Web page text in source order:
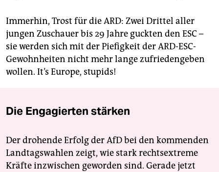
Immerhin, Trost für die ARD: Zwei Drittel aller
jungen Zuschauer bis 29 Jahre guckten den ESC –
sie werden sich mit der Piefigkeit der ARD-ESC-
Gewohnheiten nicht mehr lange zufriedengeben
wollen. It’s Europe, stupids!
Die Engagierten stärken
Der drohende Erfolg der AfD bei den kommenden
Landtagswahlen zeigt, wie stark rechtsextreme
Kräfte inzwischen geworden sind. Gerade jetzt